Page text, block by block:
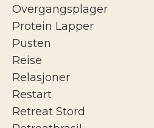
Overgangsplager
Protein Lapper
Pusten
Reise
Relasjoner
Restart
Retreat Stord